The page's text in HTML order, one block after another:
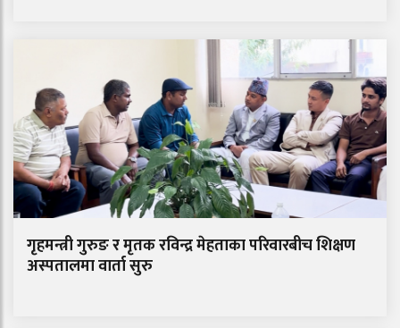
गृहमन्त्री गुरुङ र मृतक रविन्द्र मेहताका परिवारबीच शिक्षण
अस्पतालमा वार्ता सुरु